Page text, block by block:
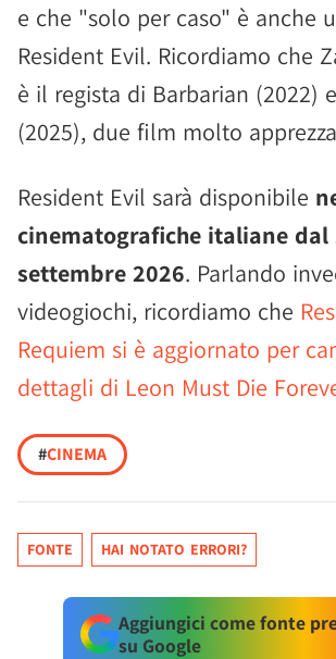
e che "solo per caso" è anche
Resident Evil. Ricordiamo che
è il regista di Barbarian (2022)
(2025), due film molto
Resident Evil sarà disponibile
cinematografiche italiane dal
settembre 2026. Parlando
videogiochi, ricordiamo che
Requiem si è aggiornato per
dettagli di Leon Must Die
#CINEMA
FONTE HAI NOTATO ERRORI?
Aggiungici come fonte
su Google